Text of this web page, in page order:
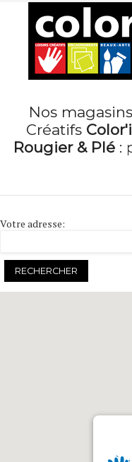
Nos
Créatifs Color'i
Rougier & Plé :
Votre adresse: